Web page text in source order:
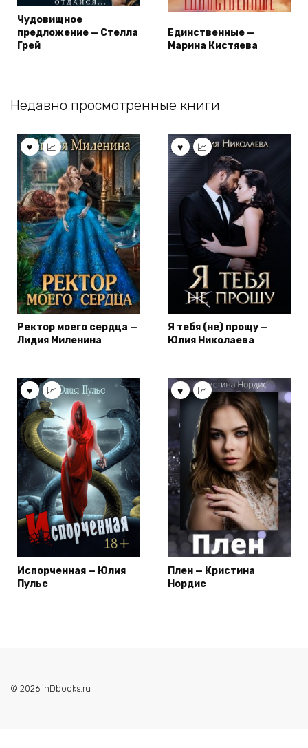
Чудовищное
предложение — Стелла
Грей
Единственные —
Марина Кистяева
Недавно просмотренные книги
Ректор моего сердца —
Лидия Миленина
Я тебя (не) прощу —
Юлия Николаева
Испорченная — Юлия
Пульс
Плен — Кристина
Нордис
© 2026 inDbooks.ru